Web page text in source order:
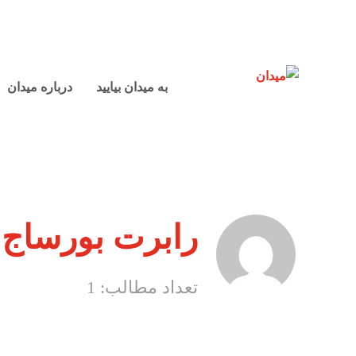
به میدان بیایید درباره میدان
رابرت بورساج
تعداد مطالب: 1